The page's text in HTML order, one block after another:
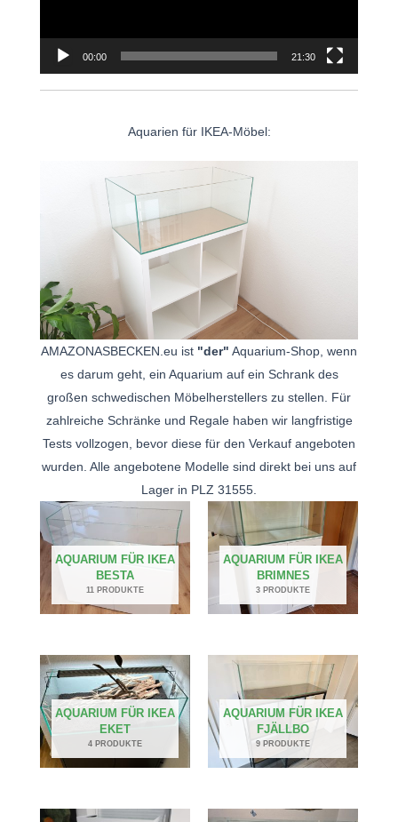
00:00 21:30
Aquarien für IKEA-Möbel:
AMAZONASBECKEN.eu ist "der" Aquarium-Shop, wenn
es darum geht, ein Aquarium auf ein Schrank des
großen schwedischen Möbelherstellers zu stellen. Für
zahlreiche Schränke und Regale haben wir langfristige
Tests vollzogen, bevor diese für den Verkauf angeboten
wurden. Alle angebotene Modelle sind direkt bei uns auf
Lager in PLZ 31555.
AQUARIUM FÜR IKEA
BESTA
11 PRODUKTE
AQUARIUM FÜR IKEA
BRIMNES
3 PRODUKTE
AQUARIUM FÜR IKEA
EKET
4 PRODUKTE
AQUARIUM FÜR IKEA
FJÄLLBO
9 PRODUKTE